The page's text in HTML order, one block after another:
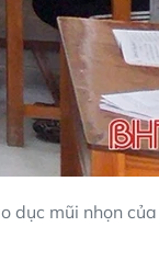
dục mũi nhọn